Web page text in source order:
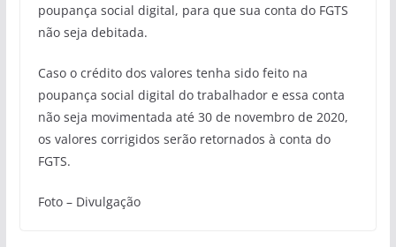
poupança social digital, para que sua conta do FGTS
não seja debitada.
Caso o crédito dos valores tenha sido feito na
poupança social digital do trabalhador e essa conta
não seja movimentada até 30 de novembro de 2020,
os valores corrigidos serão retornados à conta do
FGTS.
Foto – Divulgação